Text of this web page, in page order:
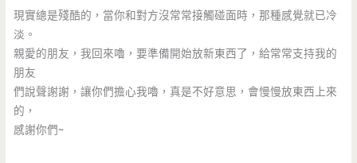
現實總是殘酷的，當你和對方沒常常接觸碰面時，那種感覺就已冷
淡。
親愛的朋友，我回來嚕，要準備開始放新東西了，給常常支持我的
朋友
們說聲謝謝，讓你們擔心我嚕，真是不好意思，會慢慢放東西上來
的，
感謝你們~